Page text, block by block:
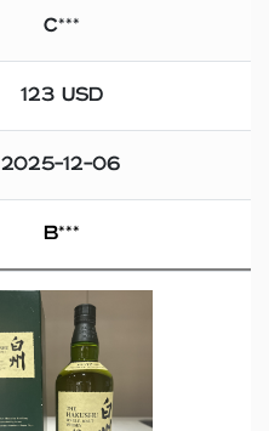
C***
123 USD
2025-12-06
B***